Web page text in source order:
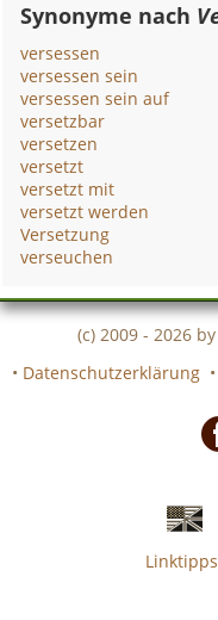
Synonyme nach
versessen
versessen sein
versessen sein auf
versetzbar
versetzen
versetzt
versetzt mit
versetzt werden
Versetzung
verseuchen
(c) 2009 - 2026 by
• Datenschutzerklärung •